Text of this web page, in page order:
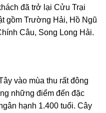
đã trở lại Cửu Trại
gồm Trường Hải, Hồ Ngũ
Câu, Song Long Hải.
vào mùa thu rất đông
những điểm đến đặc
hạnh 1.400 tuổi. Cây